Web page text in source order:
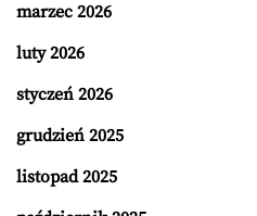
marzec 2026
luty 2026
styczeń 2026
grudzień 2025
listopad 2025